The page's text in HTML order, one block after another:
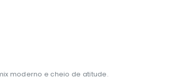
moderno e cheio de atitude.